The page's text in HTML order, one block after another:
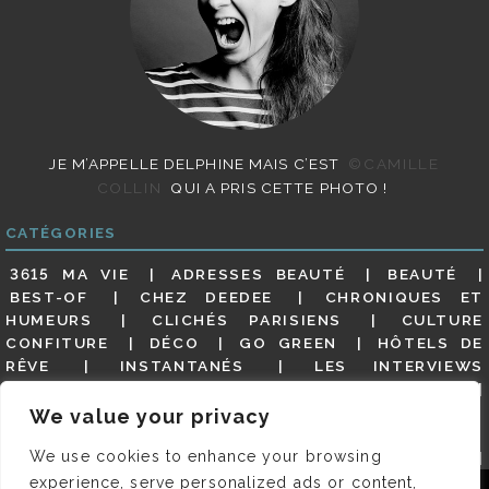
We value your privacy
We use cookies to enhance your browsing
experience, serve personalized ads or content,
JE M’APPELLE DELPHINE MAIS C’EST
©CAMILLE
COLLIN
QUI A PRIS CETTE PHOTO !
CATÉGORIES
3615 MA VIE ADRESSES BEAUTÉ
BEAUTÉ
BEST-OF
CHEZ DEEDEE
CHRONIQUES ET
HUMEURS
CLICHÉS PARISIENS
CULTURE
CONFITURE
DÉCO GO GREEN
HÔTELS DE
RÊVE
INSTANTANÉS
LES INTERVIEWS
MES ADRESSES
MODE NON CLASSÉ
GUIDE
PARIS EN PHOTOS
RESTAURANTS
REVUE DE PRESSE DÉTAILLÉE, SIOU PLAIT